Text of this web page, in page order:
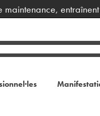
entraînent